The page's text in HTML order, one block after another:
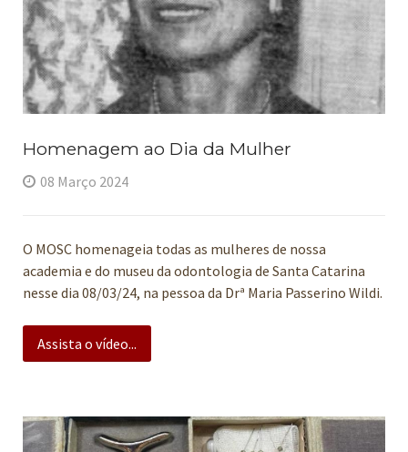
Homenagem ao Dia da Mulher
08 Março 2024
O MOSC homenageia todas as mulheres de nossa
academia e do museu da odontologia de Santa Catarina
nesse dia 08/03/24, na pessoa da Drª Maria Passerino Wildi.
Assista o vídeo...